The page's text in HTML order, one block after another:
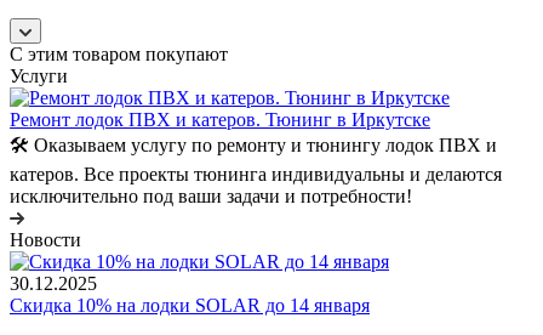
С этим товаром покупают
Услуги
Ремонт лодок ПВХ и катеров. Тюнинг в Иркутске
🛠️ Оказываем услугу по ремонту и тюнингу лодок ПВХ и
катеров. Все проекты тюнинга индивидуальны и делаются
исключительно под ваши задачи и потребности!
Новости
30.12.2025
Скидка 10% на лодки SOLAR до 14 января